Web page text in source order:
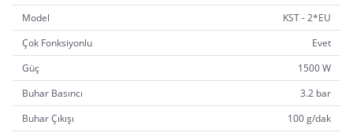
Model
KST - 2*EU
Çok Fonksiyonlu
Evet
Güç
1500 W
Buhar Basıncı
3.2 bar
Buhar Çıkışı
100 g/dak